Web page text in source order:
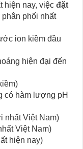
hiện nay, việcđặt
phối nhất
ion kiềm đầu
hiện đại đến
có hàm lượng pH
nhất Việt Nam)
Việt Nam)
hiện nay)